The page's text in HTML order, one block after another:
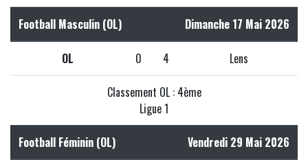
Football Masculin (OL) Dimanche 17 Mai 2026
OL 0 4 Lens
Classement OL : 4ème
Ligue 1
Football Féminin (OL) Vendredi 29 Mai 2026